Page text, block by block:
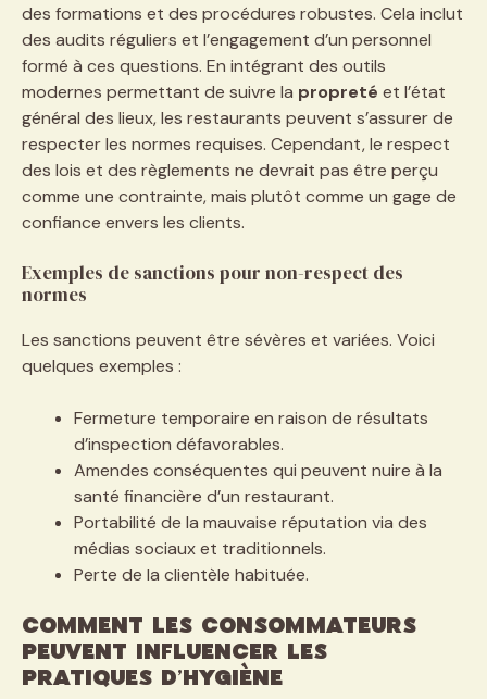
des formations et des procédures robustes. Cela inclut
des audits réguliers et l’engagement d’un personnel
formé à ces questions. En intégrant des outils
modernes permettant de suivre la propreté et l’état
général des lieux, les restaurants peuvent s’assurer de
respecter les normes requises. Cependant, le respect
des lois et des règlements ne devrait pas être perçu
comme une contrainte, mais plutôt comme un gage de
confiance envers les clients.
Exemples de sanctions pour non-respect des
normes
Les sanctions peuvent être sévères et variées. Voici
quelques exemples :
Fermeture temporaire en raison de résultats
d’inspection défavorables.
Amendes conséquentes qui peuvent nuire à la
santé financière d’un restaurant.
Portabilité de la mauvaise réputation via des
médias sociaux et traditionnels.
Perte de la clientèle habituée.
Comment les consommateurs
peuvent influencer les
pratiques d’hygiène